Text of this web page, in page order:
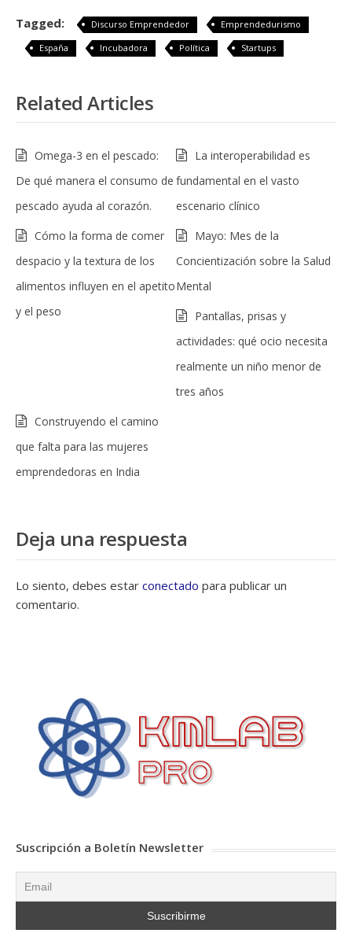
Tagged: Discurso Emprendedor
Emprendedurismo
España
Incubadora Política Startups
Related Articles
Omega-3 en el pescado:
De qué manera el consumo de
pescado ayuda al corazón.
La interoperabilidad es
fundamental en el vasto
escenario clínico
Cómo la forma de comer
despacio y la textura de los
alimentos influyen en el apetito
y el peso
Mayo: Mes de la
Concientización sobre la Salud
Mental
Pantallas, prisas y
actividades: qué ocio necesita
realmente un niño menor de
tres años
Construyendo el camino
que falta para las mujeres
emprendedoras en India
Deja una respuesta
Lo siento, debes estar conectado para publicar un
comentario.
Suscripción a Boletín Newsletter